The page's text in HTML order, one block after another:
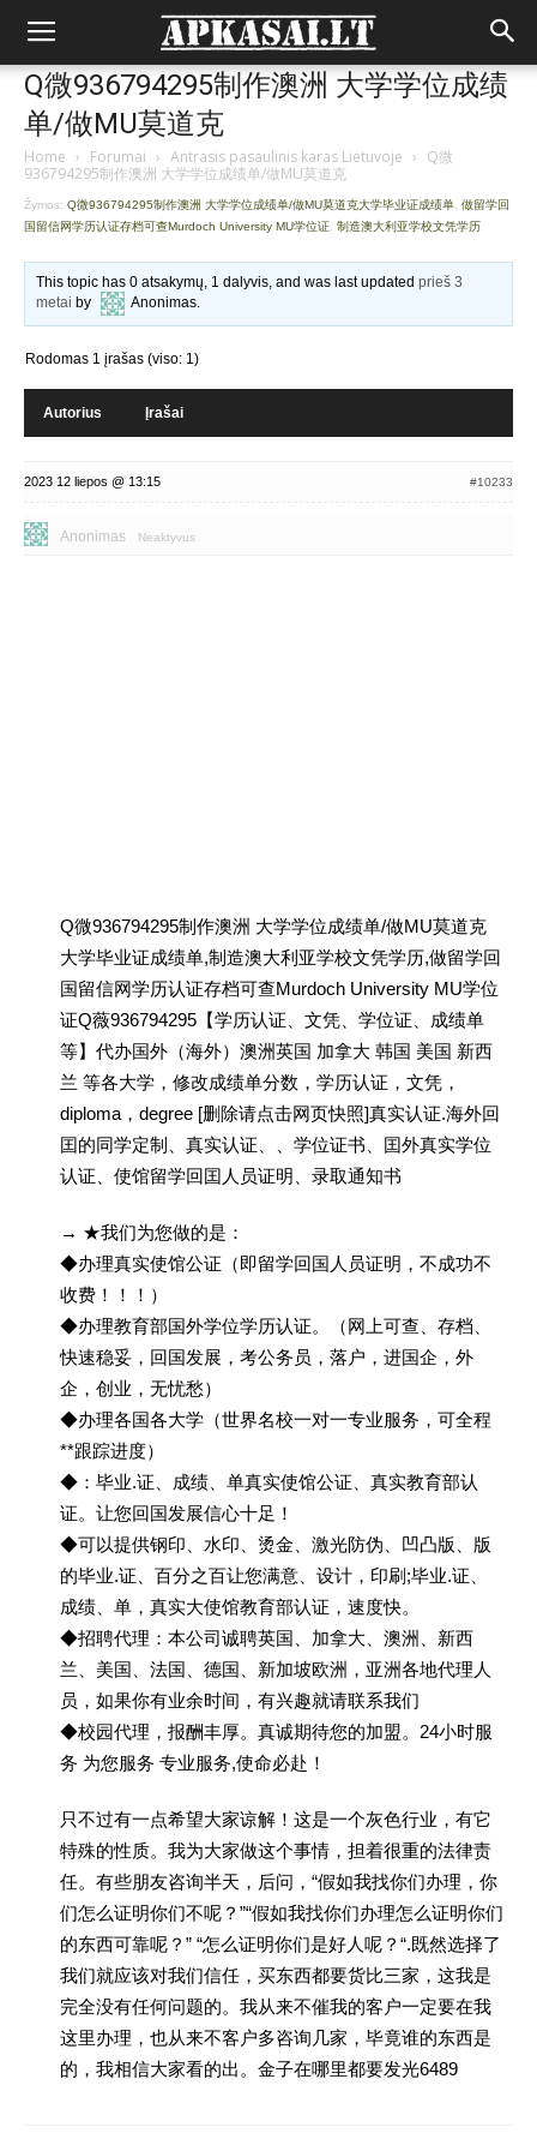
Q微936794295制作澳洲 大学学位成绩
单/做MU莫道克
Home › Forumai › Antrasis pasaulinis karas Lietuvoje › Q微
936794295制作澳洲 大学学位成绩单/做MU莫道克
Žymos: Q微936794295制作澳洲 大学学位成绩单/做MU莫道克大学毕业证成绩单 做留学回
国留信网学历认证存档可查Murdoch University MU学位证 制造澳大利亚学校文凭学历
This topic has 0 atsakymų, 1 dalyvis, and was last updatedprieš 3
metai by Anonimas.
Rodomas 1 įrašas (viso: 1)
Autorius Įrašai
2023 12 liepos @ 13:15 #10233
Anonimas Neaktyvus
Q微936794295制作澳洲 大学学位成绩单/做MU莫道克
大学毕业证成绩单,制造澳大利亚学校文凭学历,做留学回
国留信网学历认证存档可查Murdoch University MU学位
证Q薇936794295【学历认证、文凭、学位证、成绩单
等】代办国外（海外）澳洲英国 加拿大 韩国 美国 新西
兰 等各大学，修改成绩单分数，学历认证，文凭，
diploma，degree [删除请点击网页快照]真实认证.海外回
囯的同学定制、真实认证、、学位证书、囯外真实学位
认证、使馆留学回囯人员证明、录取通知书
→ ★我们为您做的是：
◆办理真实使馆公证（即留学回国人员证明，不成功不
收费！！！）
◆办理教育部国外学位学历认证。（网上可查、存档、
快速稳妥，回国发展，考公务员，落户，进国企，外
企，创业，无忧愁）
◆办理各国各大学（世界名校一对一专业服务，可全程
**跟踪进度）
◆：毕业.证、成绩、单真实使馆公证、真实教育部认
证。让您回国发展信心十足！
◆可以提供钢印、水印、烫金、激光防伪、凹凸版、版
的毕业.证、百分之百让您满意、设计，印刷;毕业.证、
成绩、单，真实大使馆教育部认证，速度快。
◆招聘代理：本公司诚聘英国、加拿大、澳洲、新西
兰、美国、法国、德国、新加坡欧洲，亚洲各地代理人
员，如果你有业余时间，有兴趣就请联系我们
◆校园代理，报酬丰厚。真诚期待您的加盟。24小时服
务 为您服务 专业服务,使命必赴！
只不过有一点希望大家谅解！这是一个灰色行业，有它
特殊的性质。我为大家做这个事情，担着很重的法律责
任。有些朋友咨询半天，后问，“假如我找你们办理，你
们怎么证明你们不呢？”“假如我找你们办理怎么证明你们
的东西可靠呢？” “怎么证明你们是好人呢？“.既然选择了
我们就应该对我们信任，买东西都要货比三家，这我是
完全没有任何问题的。我从来不催我的客户一定要在我
这里办理，也从来不客户多咨询几家，毕竟谁的东西是
的，我相信大家看的出。金子在哪里都要发光6489